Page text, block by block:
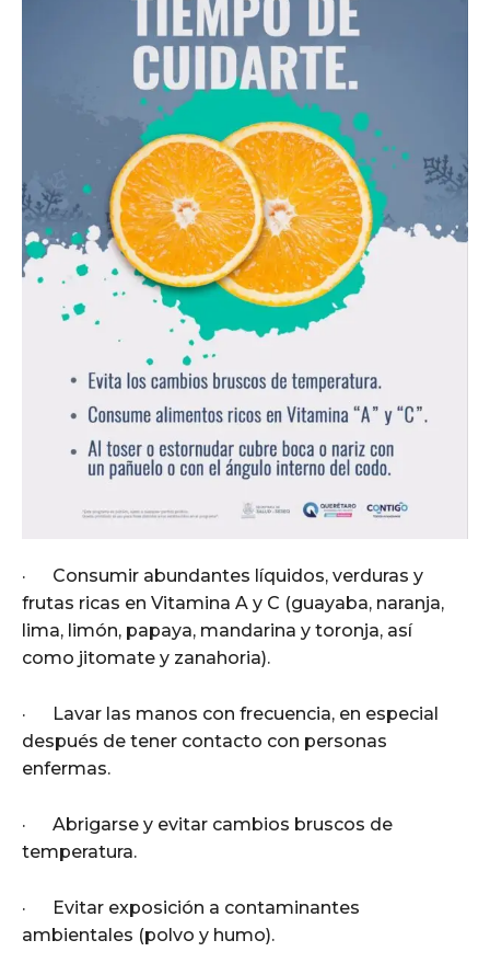
· Consumir abundantes líquidos, verduras y
frutas ricas en Vitamina A y C (guayaba, naranja,
lima, limón, papaya, mandarina y toronja, así
como jitomate y zanahoria).
· Lavar las manos con frecuencia, en especial
después de tener contacto con personas
enfermas.
· Abrigarse y evitar cambios bruscos de
temperatura.
· Evitar exposición a contaminantes
ambientales (polvo y humo).